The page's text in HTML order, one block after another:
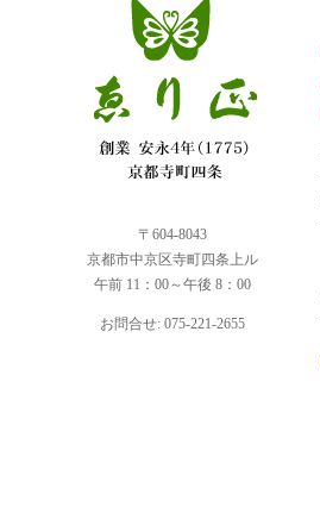
〒604-8043
京都市中京区寺町四条上ル
午前 11：00～午後 8：00
お問合せ: 075-221-2655